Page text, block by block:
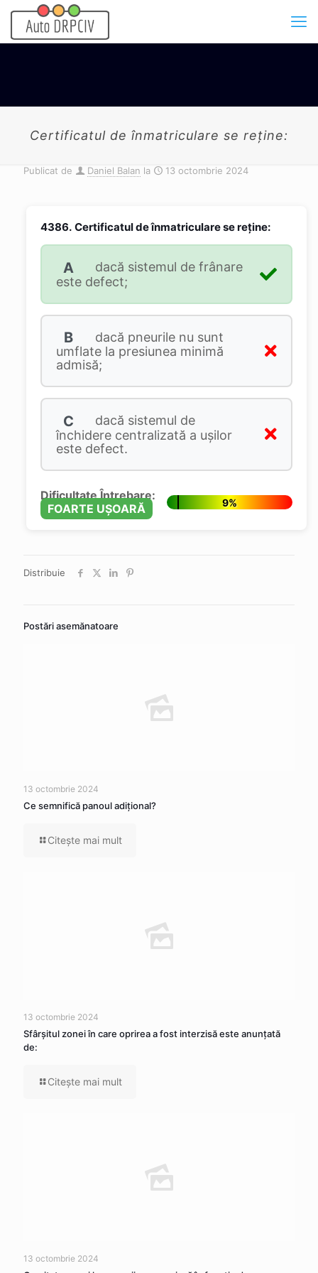
Certificatul de înmatriculare se reține:
Publicat de Daniel Balan la 13 octombrie 2024
4386. Certificatul de înmatriculare se reține:
A
dacă sistemul de frânare
este defect;
B
dacă pneurile nu sunt
umflate la presiunea minimă
admisă;
C
dacă sistemul de
închidere centralizată a ușilor
este defect.
Dificultate Întrebare:
FOARTE UȘOARĂ
9%
Distribuie
Postări asemănatoare
13 octombrie 2024
Ce semnifică panoul adițional?
Citeşte mai mult
13 octombrie 2024
Sfârșitul zonei în care oprirea a fost interzisă este anunțată
de:
Citeşte mai mult
13 octombrie 2024